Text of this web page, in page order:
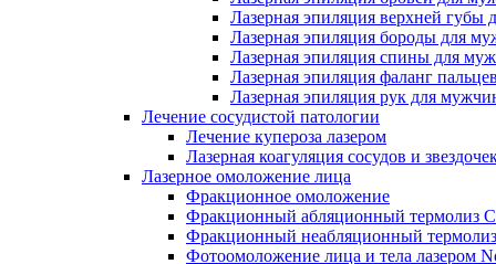
Лазерная эпиляция верхней губы
Лазерная эпиляция бороды для
Лазерная эпиляция спины для
Лазерная эпиляция фаланг
Лазерная эпиляция рук для
Лечение сосудистой патологии
Лечение купероза лазером
Лазерная коагуляция сосудов и
Лазерное омоложение лица
Фракционное омоложение
Фракционный абляционный термолиз
Фракционный неабляционный
Фотоомоложение лица и тела лазером